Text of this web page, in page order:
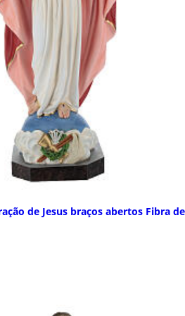
de Jesus braços abertos Fibra de